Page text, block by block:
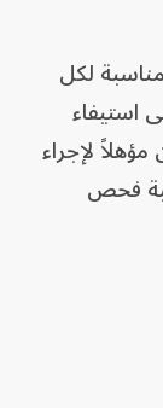
لكل
استيفاء
لإجراء
فحص